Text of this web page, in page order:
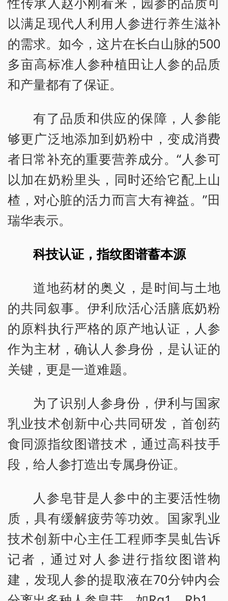
以满足现代人利用人参进行养生滋补
的需求。如今，这片在长白山脉的500
多亩高标准人参种植田让人参的品质
和产量都有了保证。
有了品质和供应的保障，人参能
够更广泛地添加到奶粉中，变成消费
者日常补充的重要营养成分。“人参可
以加在奶粉里头，同时还给它配上山
楂，对心脏的活力而言大有裨益。”田
瑞华表示。
科技认证，指纹图谱蓄本源
道地药材的奥义，是时间与土地
的共同叙事。伊利欣活心活膳底奶粉
的原料执行严格的原产地认证，人参
作为主材，确认人参身份，是认证的
关键，更是一道难题。
为了识别人参身份，伊利与国家
乳业技术创新中心共同研发，首创药
食同源指纹图谱技术，通过高科技手
段，给人参打造出专属身份证。
人参皂苷是人参中的主要活性物
质，具有缓解疲劳等功效。国家乳业
技术创新中心主任工程师李昊虬告诉
记者，通过对人参进行指纹图谱构
建，发现人参的提取液在70分钟内会